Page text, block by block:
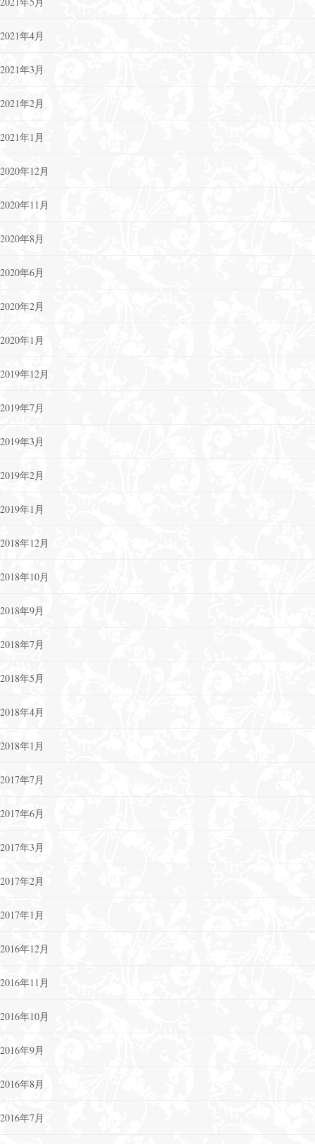
2021年4月
2021年3月
2021年2月
2021年1月
2020年12月
2020年11月
2020年8月
2020年6月
2020年2月
2020年1月
2019年12月
2019年7月
2019年3月
2019年2月
2019年1月
2018年12月
2018年10月
2018年9月
2018年7月
2018年5月
2018年4月
2018年1月
2017年7月
2017年6月
2017年3月
2017年2月
2017年1月
2016年12月
2016年11月
2016年10月
2016年9月
2016年8月
2016年7月